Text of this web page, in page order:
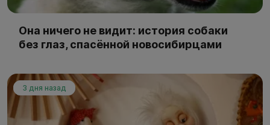
Она ничего не видит: история собаки
без глаз, спасённой новосибирцами
3 дня назад